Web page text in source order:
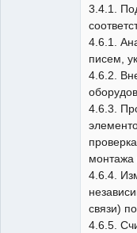
3.4.1.
4.6.1.
писем,
4.6.2.
4.6.3.
монтажа
4.6.4.
связи)
4.6.5.